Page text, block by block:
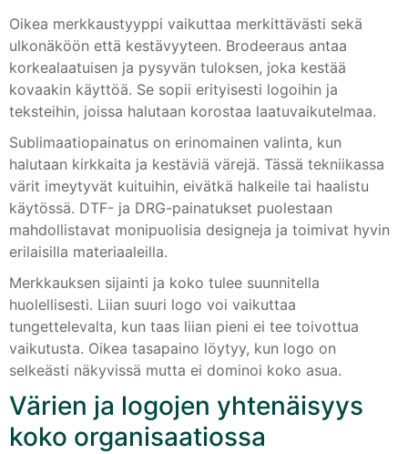
Oikea merkkaustyyppi vaikuttaa merkittävästi sekä
ulkonäköön että kestävyyteen. Brodeeraus antaa
korkealaatuisen ja pysyvän tuloksen, joka kestää
kovaakin käyttöä. Se sopii erityisesti logoihin ja
teksteihin, joissa halutaan korostaa laatuvaikutelmaa.
Sublimaatiopainatus on erinomainen valinta, kun
halutaan kirkkaita ja kestäviä värejä. Tässä tekniikassa
värit imeytyvät kuituihin, eivätkä halkeile tai haalistu
käytössä. DTF- ja DRG-painatukset puolestaan
mahdollistavat monipuolisia designeja ja toimivat hyvin
erilaisilla materiaaleilla.
Merkkauksen sijainti ja koko tulee suunnitella
huolellisesti. Liian suuri logo voi vaikuttaa
tungettelevalta, kun taas liian pieni ei tee toivottua
vaikutusta. Oikea tasapaino löytyy, kun logo on
selkeästi näkyvissä mutta ei dominoi koko asua.
Värien ja logojen yhtenäisyys
koko organisaatiossa